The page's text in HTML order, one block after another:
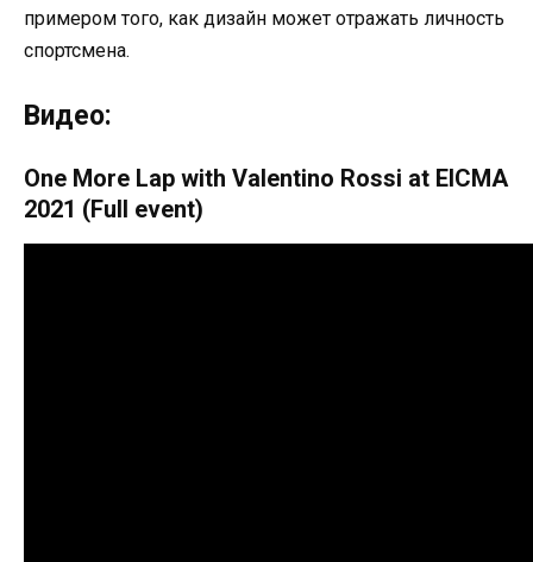
примером того, как дизайн может отражать личность
спортсмена.
Видео:
One More Lap with Valentino Rossi at EICMA
2021 (Full event)